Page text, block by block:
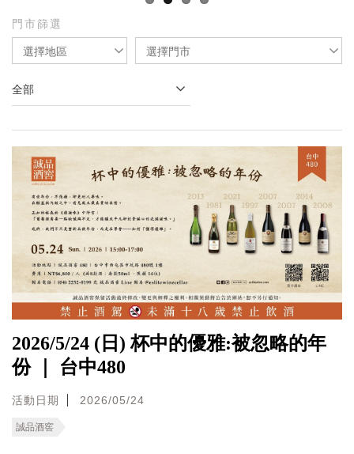
門市篩選
選擇地區 選擇門市
全部
2026/5/24 (日) 杯中的優雅:被忽略的年
份 ｜ 台中480
活動日期 2026/05/24
誠品酒窖